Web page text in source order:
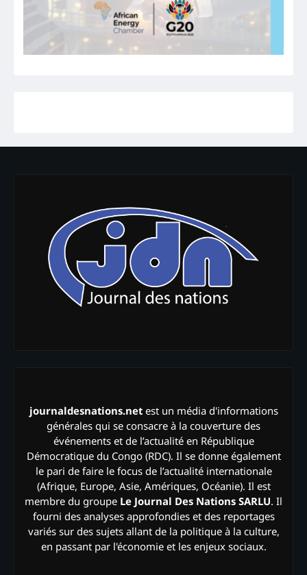
journaldesnations.netest un média d'informations
générales qui se consacre à la couverture des
événements et de l’actualité en République
Démocratique du Congo (RDC). Il se donne également
le pari de faire le focus de l’actualité internationale
(Afrique, Europe, Asie, Amériques, Océanie). Il est
membre du groupe Le Journal Des Nations SARLU. Il
fourni des analyses approfondies et des reportages
variés sur des sujets allant de la politique à la culture,
en passant par l'économie et les enjeux sociaux.